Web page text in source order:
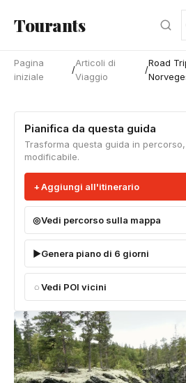
Tourants
Pagina
iniziale
/
Articoli di
Viaggio
/
Road
Pianifica da questa guida
Trasforma questa guida in
modificabile.
Aggiungi all'itinerario
Vedi percorso sulla mappa
Genera piano di 6 giorni
Vedi POI vicini